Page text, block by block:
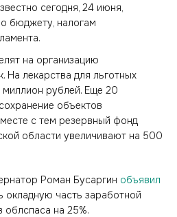
сегодня, 24 июня,
бюджету, налогам
на организацию
На лекарства для льготных
миллион рублей. Еще 20
объектов
с тем резервный фонд
области увеличивают на 500
Роман Бусаргин объявил
окладную часть заработной
облспаса на 25%.